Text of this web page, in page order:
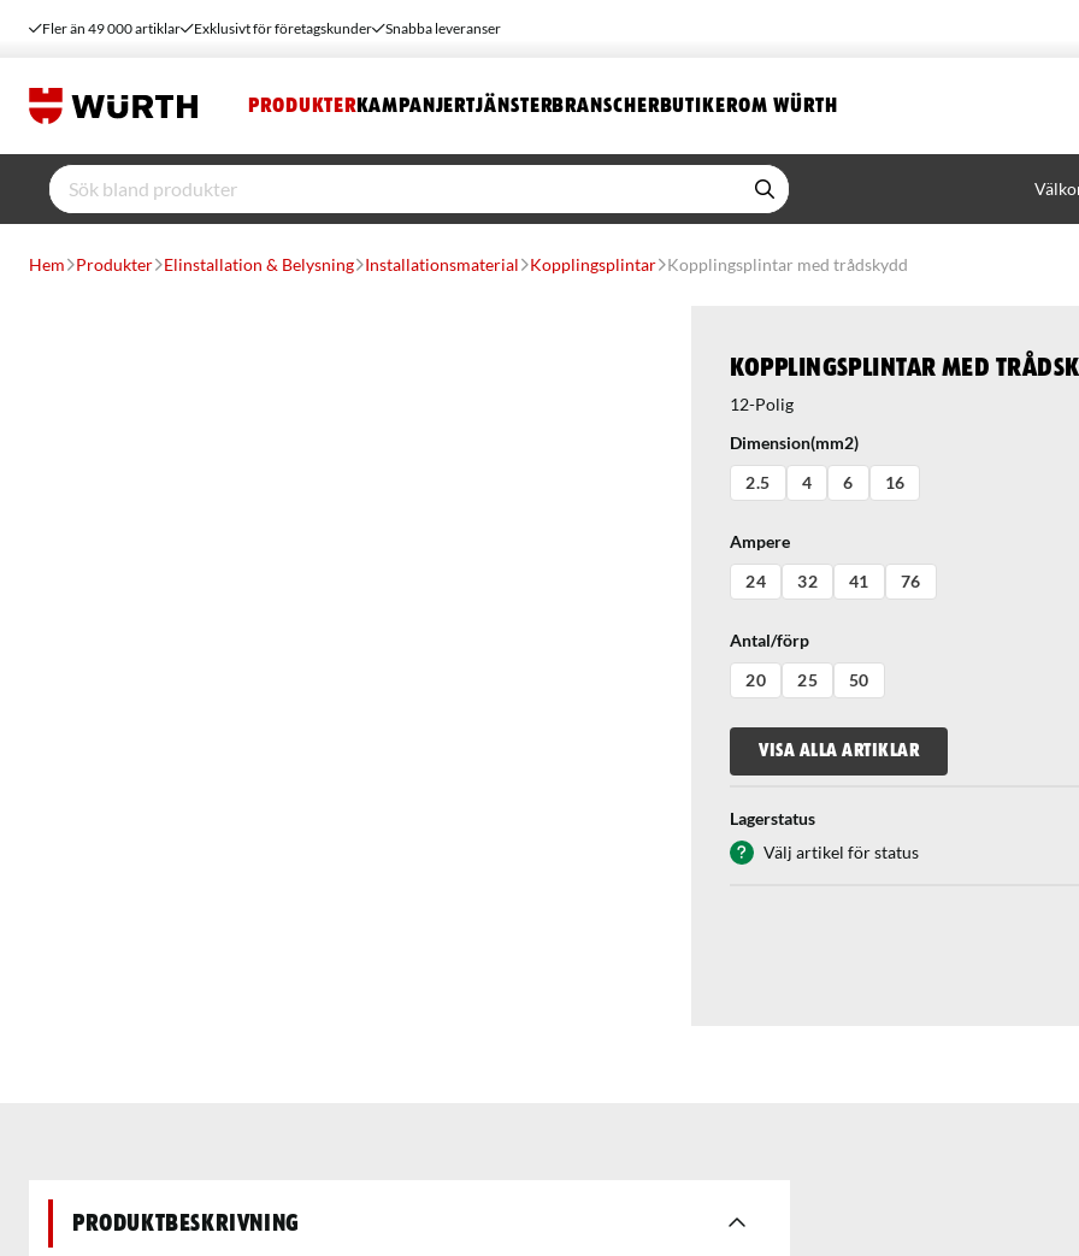
Fler än 49 000 artiklar Exklusivt för företagskunder Snabba leveranser
PRODUKTER KAMPANJERTJÄNSTERBRANSCHERBUTIKEROM WÜRTH
Hem Produkter Elinstallation & Belysning Installationsmaterial Kopplingsplintar Kopplingsplintar med trådskydd
Kopplingsplintar med
Dimension(mm2)
2.5
4 6 16
Ampere
24
32 41 76
Antal/förp
20
25 50
VISA ALLA ARTIKLAR
Lagerstatus
Välj artikel för status
Produktbeskrivning